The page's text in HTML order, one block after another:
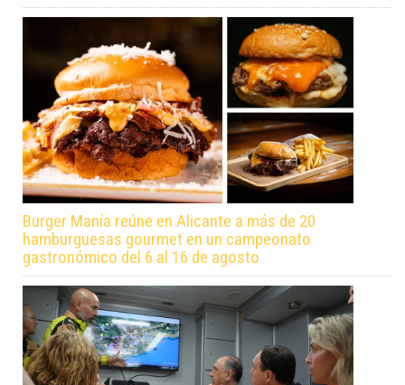
Burger Manía reúne en Alicante a más de 20
hamburguesas gourmet en un campeonato
gastronómico del 6 al 16 de agosto